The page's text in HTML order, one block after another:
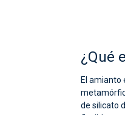
¿Qué
El amianto
de silicato